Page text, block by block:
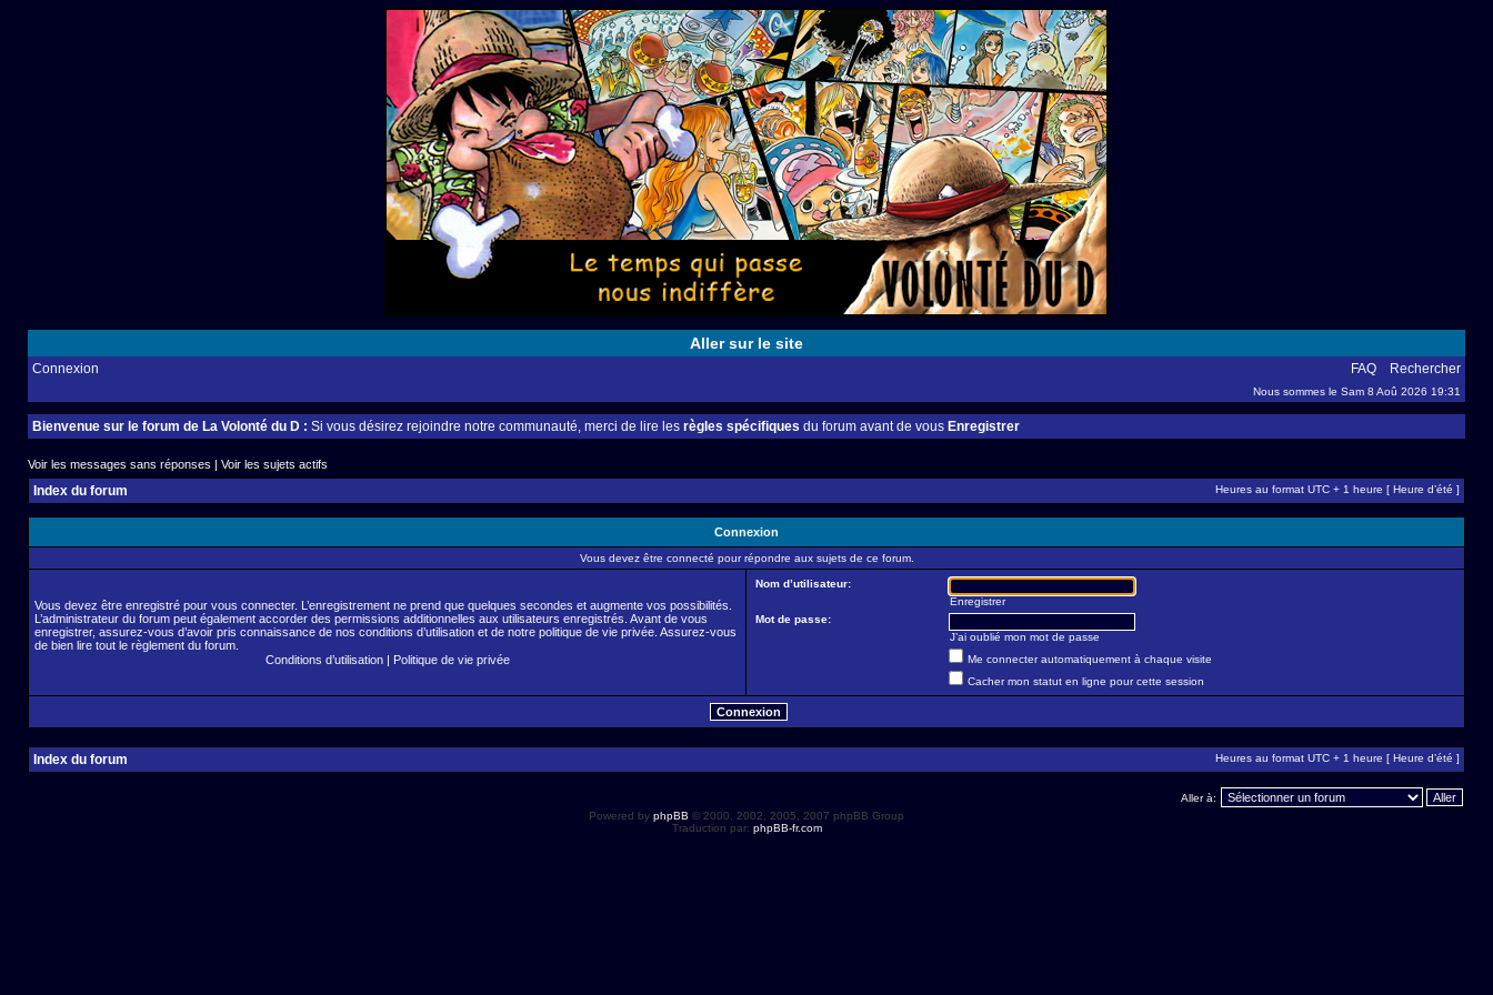
Aller sur le site
Connexion FAQ Rechercher
Nous sommes le Sam 8 Aoû 2026 19:31
Bienvenue sur le forum de La Volonté du D : Si vous désirez rejoindre notre communauté, merci de lire les règles spécifiques du forum avant de vous Enregistrer
Voir les messages sans réponses | Voir les sujets actifs
Index du forum Heures au format UTC + 1 heure [ Heure d’été ]
Connexion
Vous devez être connecté pour répondre aux sujets de ce forum.
Vous devez être enregistré pour vous connecter. L’enregistrement ne prend que quelques secondes et augmente vos possibilités.
L’administrateur du forum peut également accorder des permissions additionnelles aux utilisateurs enregistrés. Avant de vous
enregistrer, assurez-vous d’avoir pris connaissance de nos conditions d’utilisation et de notre politique de vie privée. Assurez-vous
de bien lire tout le règlement du forum.
Conditions d’utilisation| Politique de vie privée
Nom d’utilisateur:
Enregistrer
Mot de passe:
J’ai oublié mon mot de passe
Me connecter automatiquement à chaque visite
Cacher mon statut en ligne pour cette session
Index du forum Heures au format UTC + 1 heure [ Heure d’été ]
Aller à:
Powered by phpBB © 2000, 2002, 2005, 2007 phpBB Group
Traduction par: phpBB-fr.com